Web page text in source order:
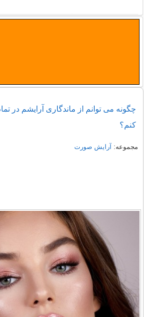
چگونه می توانم از ماندگاری آرایشم در
کنم؟
مجموعه: آرایش صورت